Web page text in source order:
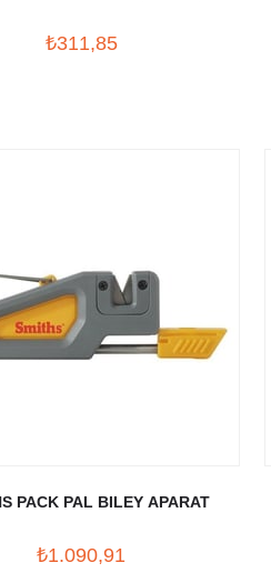
₺311,85
PACK PAL BILEY APARAT
₺1.090,91